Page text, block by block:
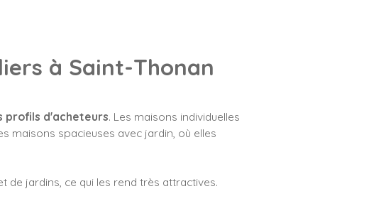
à Saint-Thonan
d'acheteurs. Les maisons individuelles
maisons spacieuses avec jardin, où elles
de jardins, ce qui les rend très attractives.